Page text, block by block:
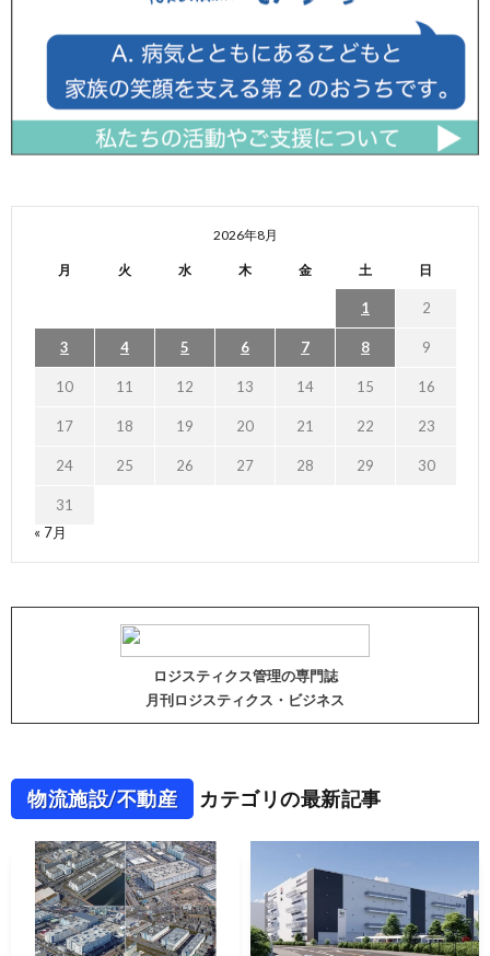
2026年8月
月 火 水 木 金 土 日
1 2
3 4 5 6 7 8 9
10 11 12 13 14 15 16
17 18 19 20 21 22 23
24 25 26 27 28 29 30
31
« 7月
ロジスティクス管理の専門誌
月刊ロジスティクス・ビジネス
物流施設/不動産 カテゴリの最新記事